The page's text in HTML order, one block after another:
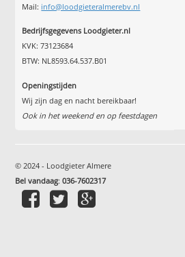
Mail: info@loodgieteralmerebv.nl
Bedrijfsgegevens Loodgieter.nl
KVK: 73123684
BTW: NL8593.64.537.B01
Openingstijden
Wij zijn dag en nacht bereikbaar!
Ook in het weekend en op feestdagen
© 2024 - Loodgieter Almere
Bel vandaag:036-7602317